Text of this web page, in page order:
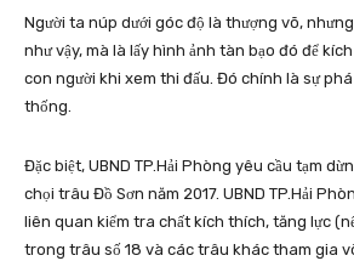
Người ta núp dưới góc độ là thượng võ,
như vậy, mà là lấy hình ảnh tàn bạo đó để
con người khi xem thi đấu. Đó chính là sự
thống.
Đặc biệt, UBND TP.Hải Phòng yêu cầu tạm
chọi trâu Đồ Sơn năm 2017. UBND TP.Hải
liên quan kiểm tra chất kích thích, tăng lực
trong trâu số 18 và các trâu khác tham gia